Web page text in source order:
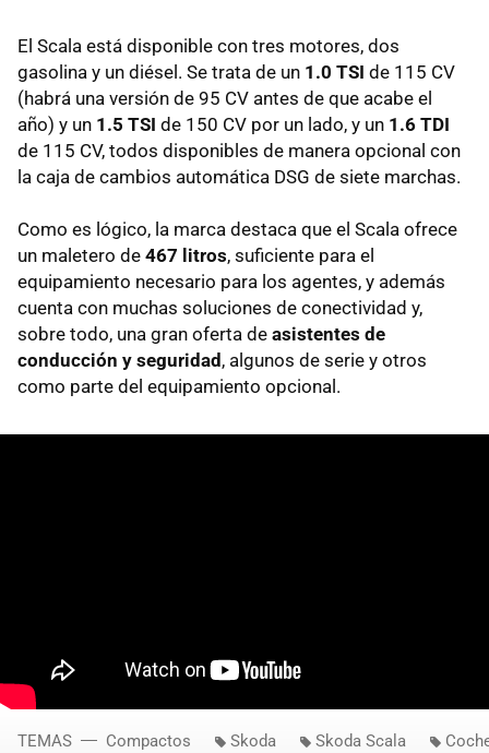
El Scala está disponible con tres motores, dos
gasolina y un diésel. Se trata de un 1.0 TSI de 115 CV
(habrá una versión de 95 CV antes de que acabe el
año) y un 1.5 TSI de 150 CV por un lado, y un 1.6 TDI
de 115 CV, todos disponibles de manera opcional con
la caja de cambios automática DSG de siete marchas.
Como es lógico, la marca destaca que el Scala ofrece
un maletero de 467 litros, suficiente para el
equipamiento necesario para los agentes, y además
cuenta con muchas soluciones de conectividad y,
sobre todo, una gran oferta de asistentes de
conducción y seguridad , algunos de serie y otros
como parte del equipamiento opcional.
TEMAS Compactos Skoda Skoda Scala